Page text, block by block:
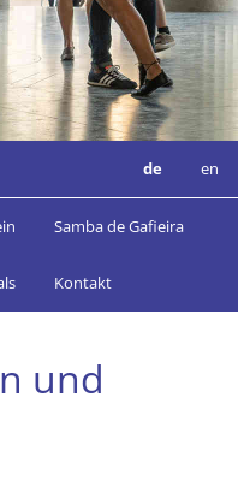
en
de
Samba de Gafieira
Kontakt
und